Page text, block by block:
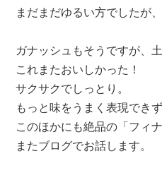
まだまだゆるい方でしたが
ガナッシュもそうですが、
これまたおいしかった！
サクサクでしっとり。
もっと味をうまく表現でき
このほかにも絶品の「フィ
またブログでお話します。